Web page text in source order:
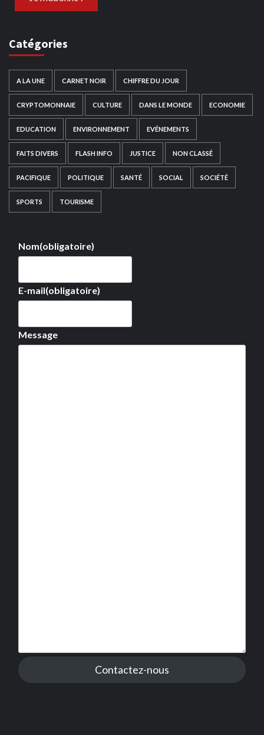
Catégories
A LA UNE CARNET NOIR CHIFFRE DU JOUR
CRYPTOMONNAIE CULTURE DANS LE MONDE ECONOMIE
EDUCATION ENVIRONNEMENT EVÉNEMENTS
FAITS DIVERS FLASH INFO JUSTICE NON CLASSÉ
PACIFIQUE POLITIQUE SANTÉ SOCIAL SOCIÉTÉ
SPORTS TOURISME
Nom(obligatoire)
E-mail(obligatoire)
Message
Contactez-nous